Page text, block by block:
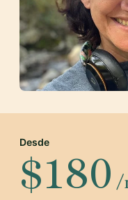
Desde
$180 /